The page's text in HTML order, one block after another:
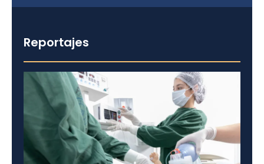
Reportajes